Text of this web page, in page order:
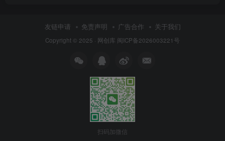
友链申请 免责声明 广告合作 关于我们
Copyright © 2025 · 网创库 闽ICP备2026003221号
扫码加微信